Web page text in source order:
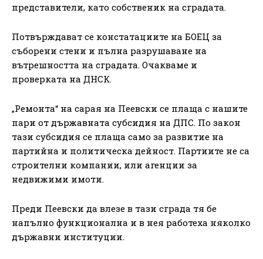
представители, като собственик на сградата.
Потвърждават се констатациите на БОЕЦ за
съборени стени и пълна разрушаване на
вътрешността на сградата. Очакваме и
проверката на ДНСК.
„Ремонта“ на сарая на Пеевски се плаща с нашите
пари от държавната субсидия на ДПС. По закон
тази субсидия се плаща само за развитие на
партийна и политическа дейност. Партиите не са
строителни компании, или агенции за
недвижими имоти.
Преди Пеевски да влезе в тази сграда тя бе
напълно функционална и в нея работеха няколко
държавни институции.